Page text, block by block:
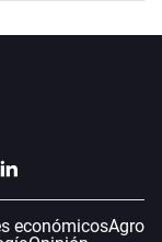
económicosAgro